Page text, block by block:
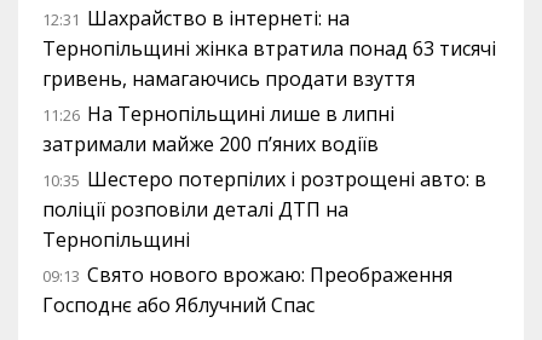
12:31 Шахрайство в інтернеті: на
Тернопільщині жінка втратила понад 63 тисячі
гривень, намагаючись продати взуття
11:26 На Тернопільщині лише в липні
затримали майже 200 п’яних водіїв
10:35 Шестеро потерпілих і розтрощені авто: в
поліції розповіли деталі ДТП на
Тернопільщині
09:13 Свято нового врожаю: Преображення
Господнє або Яблучний Спас